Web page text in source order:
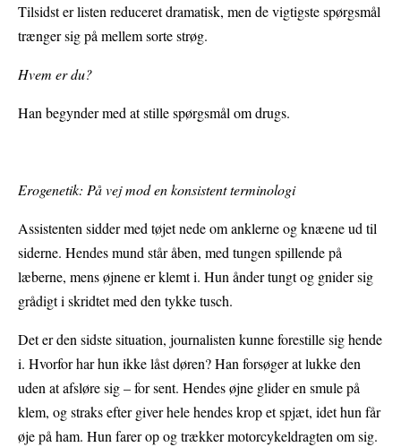
Tilsidst er listen reduceret dramatisk, men de vigtigste spørgsmål
trænger sig på mellem sorte strøg.
Hvem er du?
Han begynder med at stille spørgsmål om drugs.
Erogenetik: På vej mod en konsistent terminologi
Assistenten sidder med tøjet nede om anklerne og knæene ud til
siderne. Hendes mund står åben, med tungen spillende på
læberne, mens øjnene er klemt i. Hun ånder tungt og gnider sig
grådigt i skridtet med den tykke tusch.
Det er den sidste situation, journalisten kunne forestille sig hende
i. Hvorfor har hun ikke låst døren? Han forsøger at lukke den
uden at afsløre sig – for sent. Hendes øjne glider en smule på
klem, og straks efter giver hele hendes krop et spjæt, idet hun får
øje på ham. Hun farer op og trækker motorcykeldragten om sig.